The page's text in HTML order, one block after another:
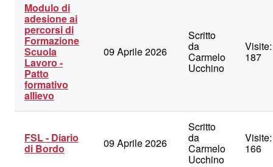
degli
articoli
nella
categoria
Modulistica
F.S.L.
ex
PCTO
Modulo di
adesione ai
percorsi di
Formazione
Scuola
Lavoro -
Patto
formativo
allievo
09 Aprile 2026
Scritto
da
Carmelo
Ucchino
Visite:
187
FSL - Diario
di Bordo 09 Aprile 2026
Scritto
da
Carmelo
Ucchino
Visite:
166